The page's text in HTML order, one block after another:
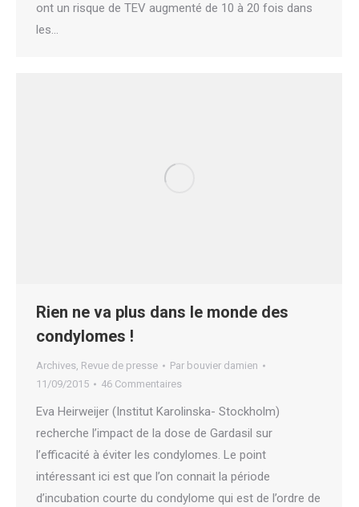
ont un risque de TEV augmenté de 10 à 20 fois dans
les…
Rien ne va plus dans le monde des
condylomes !
Archives, Revue de presse Par bouvier damien
11/09/2015
46 Commentaires
Eva Heirweijer (Institut Karolinska- Stockholm)
recherche l’impact de la dose de Gardasil sur
l’efficacité à éviter les condylomes. Le point
intéressant ici est que l’on connait la période
d’incubation courte du condylome qui est de l’ordre de